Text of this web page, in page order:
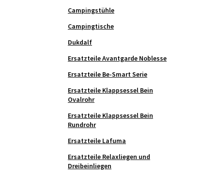
Campingstühle
Campingtische
Dukdalf
Ersatzteile Avantgarde Noblesse
Ersatzteile Be-Smart Serie
Ersatzteile Klappsessel Bein
Ovalrohr
Ersatzteile Klappsessel Bein
Rundrohr
Ersatzteile Lafuma
Ersatzteile Relaxliegen und
Dreibeinliegen